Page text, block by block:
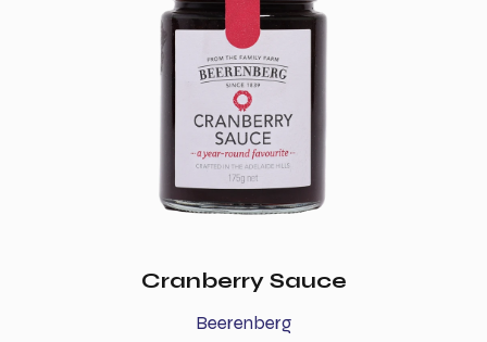
Cranberry Sauce
Beerenberg